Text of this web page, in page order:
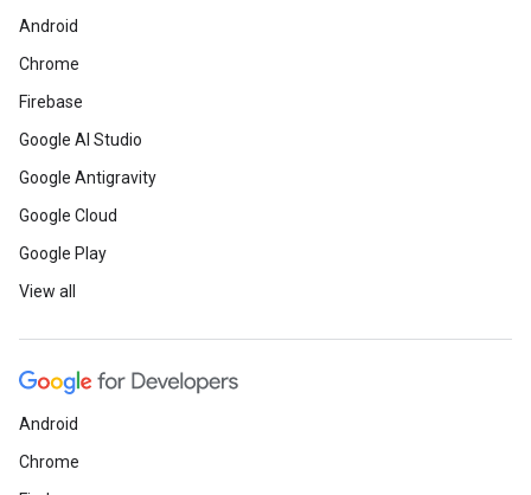
Android
Chrome
Firebase
Google AI Studio
Google Antigravity
Google Cloud
Google Play
View all
Android
Chrome